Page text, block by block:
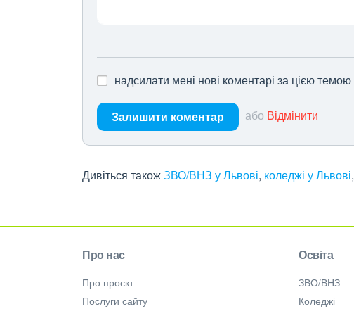
надсилати мені нові коментарі за цією темою
Залишити коментар або Відмінити
Дивіться такожЗВО/ВНЗ у Львові, коледжі у Львові,
Про нас
Про проєкт
Послуги сайту
Освіта
ЗВО/ВНЗ
Коледжі